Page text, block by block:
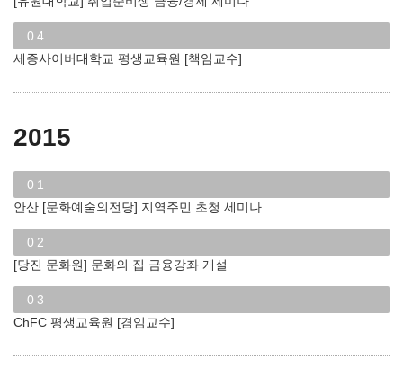
04
세종사이버대학교 평생교육원 [책임교수]
2015
01
안산 [문화예술의전당] 지역주민 초청 세미나
02
[당진 문화원] 문화의 집 금융강좌 개설
03
ChFC 평생교육원 [겸임교수]